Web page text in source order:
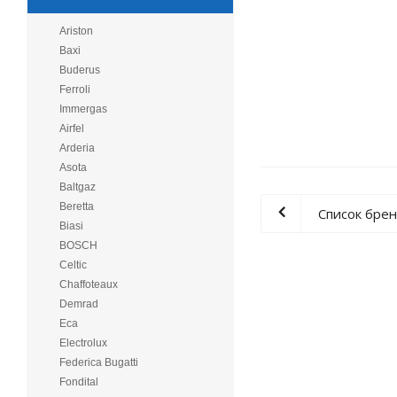
Список
Ariston
Baxi
Buderus
Ferroli
Immergas
Airfel
Arderia
Asota
Baltgaz
Beretta
Biasi
BOSCH
Celtic
Chaffoteaux
Demrad
Eca
Electrolux
Federica Bugatti
Fondital